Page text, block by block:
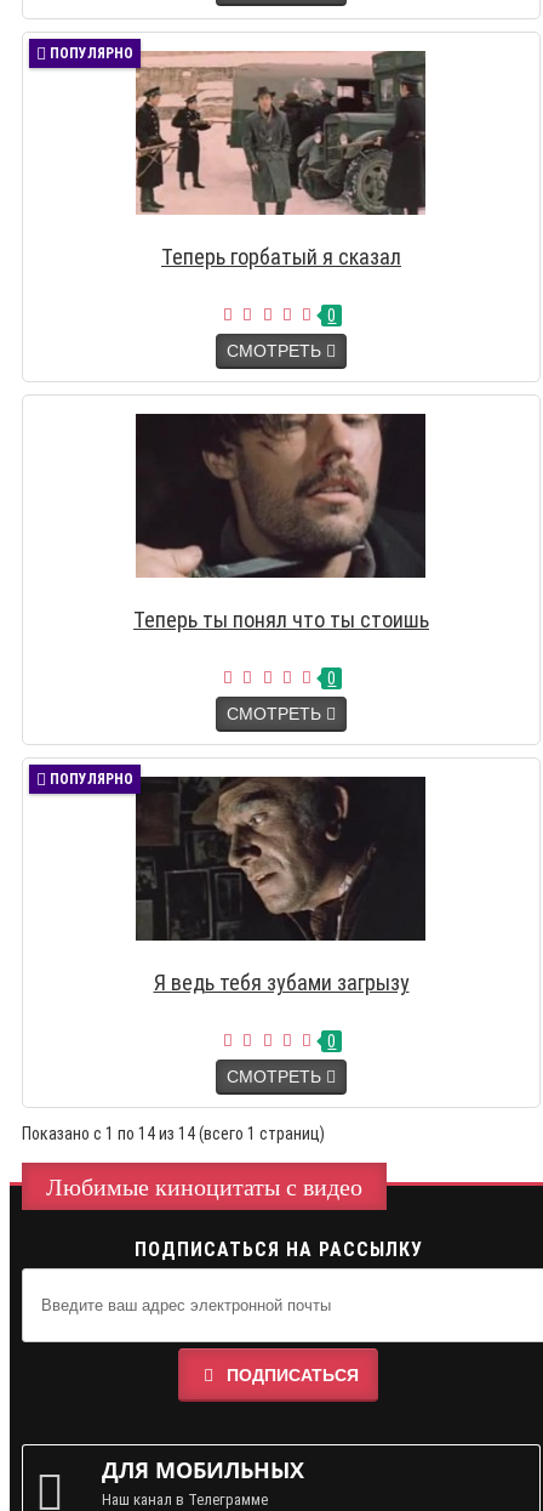
ПОПУЛЯРНО
Теперь горбатый я сказал
0
СМОТРЕТЬ
Теперь ты понял что ты стоишь
0
СМОТРЕТЬ
ПОПУЛЯРНО
Я ведь тебя зубами загрызу
0
СМОТРЕТЬ
Показано с 1 по 14 из 14 (всего 1 страниц)
Любимые киноцитаты с видео
ПОДПИСАТЬСЯ НА РАССЫЛКУ
ПОДПИСАТЬСЯ
ДЛЯ МОБИЛЬНЫХ
Наш канал в Телеграмме